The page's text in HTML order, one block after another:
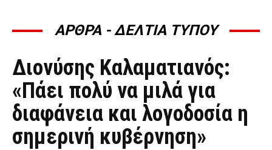
ΑΡΘΡΑ - ΔΕΛΤΙΑ ΤΥΠΟΥ
ΆΡΘΡΑ - ΔΕΛΤΊΑ ΤΎΠΟΥ
Διονύσης Καλαματιανός:
«Πάει πολύ να μιλά για
διαφάνεια και λογοδοσία η
σημερινή κυβέρνηση»